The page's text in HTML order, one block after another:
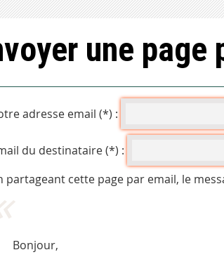
une page
adresse email (*) :
du destinataire (*) :
partageant cette page par email, le
Bonjour,